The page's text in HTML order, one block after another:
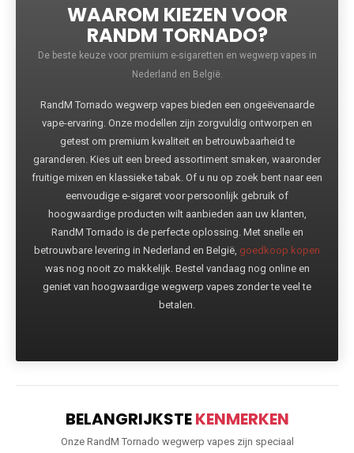
WAAROM KIEZEN VOOR
RANDM TORNADO?
De beste keuze voor premium e-sigaretten en wegwerp vapes in
Nederland en België.
RandM Tornado wegwerp vapes bieden een ongeëvenaarde
vape-ervaring. Onze modellen zijn zorgvuldig ontworpen en
getest om premium kwaliteit en betrouwbaarheid te
garanderen. Kies uit een breed assortiment smaken, waaronder
fruitige mixen en klassieke tabak. Of u nu op zoek bent naar een
eenvoudige e-sigaret voor persoonlijk gebruik of
hoogwaardige producten wilt aanbieden aan uw klanten,
RandM Tornado is de perfecte oplossing. Met snelle en
betrouwbare levering in Nederland en België, goedkoop kopen
was nog nooit zo makkelijk. Bestel vandaag nog online en
geniet van hoogwaardige wegwerp vapes zonder te veel te
betalen.
BELANGRIJKSTEKENMERKEN
Onze RandM Tornado wegwerp vapes zijn speciaal